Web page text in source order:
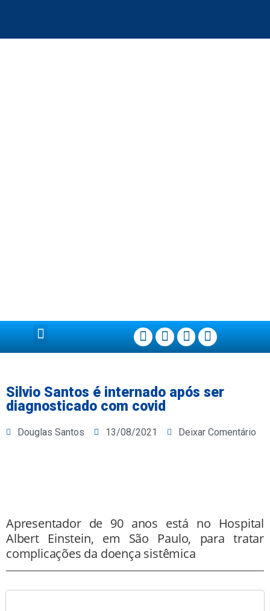
Silvio Santos é internado após ser
diagnosticado com covid
Douglas Santos 13/08/2021 Deixar Comentário
Apresentador de 90 anos está no Hospital
Albert Einstein, em São Paulo, para tratar
complicações da doença sistêmica